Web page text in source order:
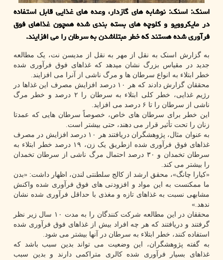
اسنک: اسنک: نوشابه های گازدار، وعده های غذایی قابل استفاده
در مایکروویو و کلوچه های بسته بندی شده همچون غذاهای فوق
فرآوری شده هستند که خطر مبتلاشدن به سرطان را می افزایند.
به گزارش اسنک به نقل از مهر به نقل از مدیسن نت، یک مطالعه
جدید در مقیاس بزرگ نشان میدهد که غذاهای فوق فرآوری شده
خطر ابتلاء به انواع سرطان ها و مرگ ناشی از آنرا می افزایند.
محققان گزارش دادند که هر ۱۰ درصد افزایش مصرف این غذاها در
رژیم غذایی، خطر کلی ابتلاء به سرطان را ۲ درصد و خطر مرگ
ناشی از سرطان را تا ۶ درصد می افزاید.
این خطر برای سرطان های خاص، خصوصاً سرطان هایی که عمدتا
زنان را تحت تأثیر قرار می دهند، حتی بیشتر است.
به عنوان مثال، پژوهشگران دریافتند هر ۱۰ درصد افزایش در مصرف
غذاهای فوق فرآوری شده ازطریق یک زن، ۱۹ درصد خطر ابتلاء به
سرطان تخمدان و ۳۰ درصد احتمال مرگ ناشی از سرطان تخمدان
را بیشتر می کند.
«کیارا چانگ»، محقق ارشد از کالج سلطنتی لندن، اظهار داشت: «بدن
ما ممکنست به این مواد و افزودنی های فوق فرآوری شده واکنش
مشابهی نسبت به غذاهای تازه و مغذی با حداقل فرآوری شده نشان
ندهد.»
محققان در این مطالعه شرکت کنندگان را به مدت ۱۰ سال زیر نظر
گرفتند و دریافتند که هر چه افراد بیش از غذاهای فوق فرآوری شده
استفاده کنند، خطر ابتلاء به سرطان در آنها بیشتر می شود.
به گفته پژوهشگران، این وضعیت می تواند بدین سبب باشد که
غذاهای بسیار فرآوری شده کالری متراکمی دارند و بدین سبب